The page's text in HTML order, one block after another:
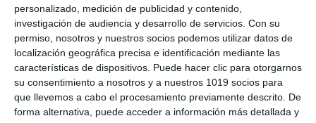
personalizado, medición de publicidad y contenido,
investigación de audiencia y desarrollo de servicios. Con su
permiso, nosotros y nuestros socios podemos utilizar datos de
localización geográfica precisa e identificación mediante las
características de dispositivos. Puede hacer clic para otorgarnos
su consentimiento a nosotros y a nuestros 1019 socios para
que llevemos a cabo el procesamiento previamente descrito. De
forma alternativa, puede acceder a información más detallada y
Únete a otros 553 suscriptores
UNETE A NUESTRO GRUPO
EXCLUSIVO DE WHATSAPP